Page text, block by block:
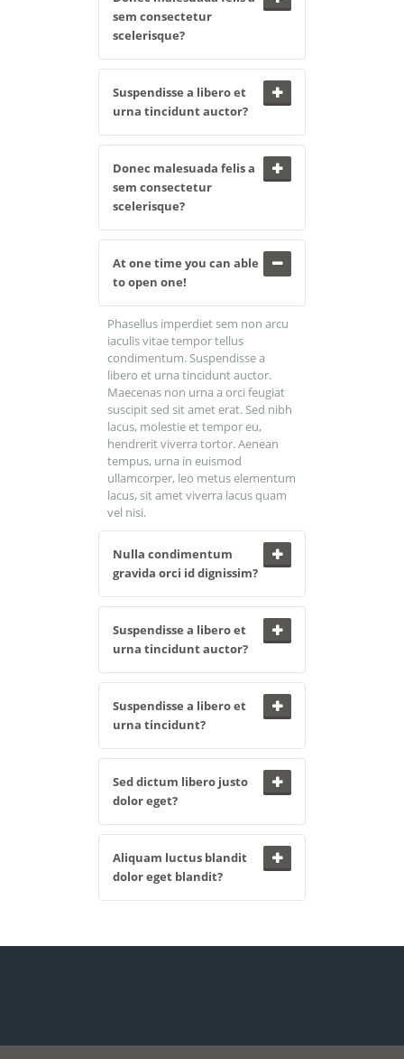
sem consectetur
scelerisque?
Suspendisse a libero et
urna tincidunt auctor?
Donec malesuada felis a
sem consectetur
scelerisque?
At one time you can able
to open one!
Phasellus imperdiet sem non arcu
iaculis vitae tempor tellus
condimentum. Suspendisse a
libero et urna tincidunt auctor.
Maecenas non urna a orci feugiat
suscipit sed sit amet erat. Sed nibh
lacus, molestie et tempor eu,
hendrerit viverra tortor. Aenean
tempus, urna in euismod
ullamcorper, leo metus elementum
lacus, sit amet viverra lacus quam
vel nisi.
Nulla condimentum
gravida orci id dignissim?
Suspendisse a libero et
urna tincidunt auctor?
Suspendisse a libero et
urna tincidunt?
Sed dictum libero justo
dolor eget?
Aliquam luctus blandit
dolor eget blandit?